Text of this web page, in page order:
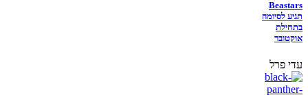
Beastars
תגיע לסיומה
בתחילת
אוקטובר
עדי פרל